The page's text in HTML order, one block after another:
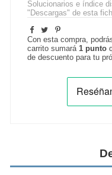
Solucionarios e índice
"Descargas" de esta
Con esta compra,
carrito sumará1 punto
de descuento para tu